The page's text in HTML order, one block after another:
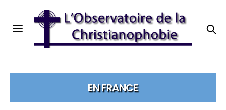
EN FRANCE